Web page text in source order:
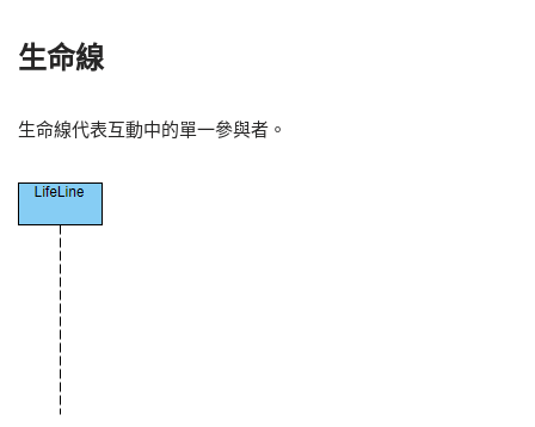
生命線
生命線代表互動中的單一參與者。